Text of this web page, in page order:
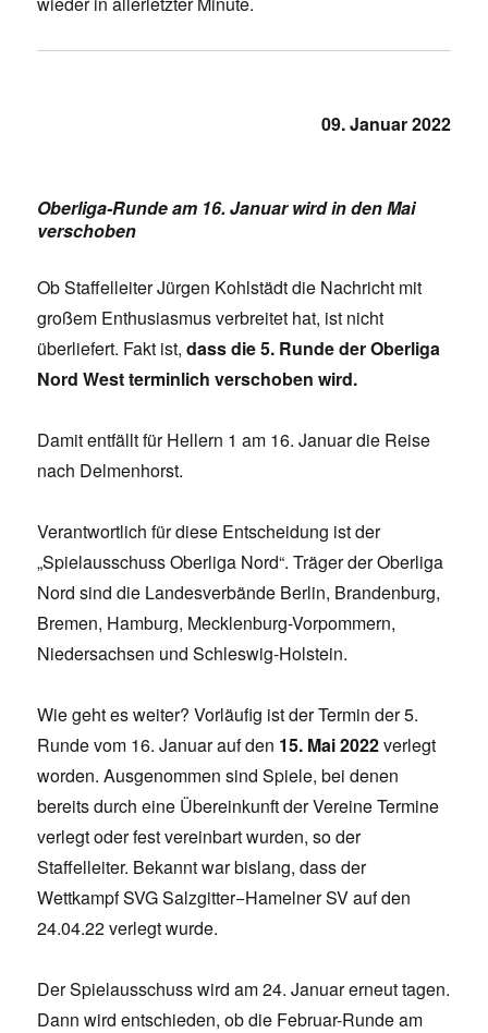
09. Januar 2022
Oberliga-Runde am 16. Januar wird in den Mai
verschoben
Ob Staffelleiter Jürgen Kohlstädt die Nachricht mit
großem Enthusiasmus verbreitet hat, ist nicht
überliefert. Fakt ist,dass die 5. Runde der Oberliga
Nord West terminlich verschoben wird.
Damit entfällt für Hellern 1 am 16. Januar die Reise
nach Delmenhorst.
Verantwortlich für diese Entscheidung ist der
„Spielausschuss Oberliga Nord“. Träger der Oberliga
Nord sind die Landesverbände Berlin, Brandenburg,
Bremen, Hamburg, Mecklenburg-Vorpommern,
Niedersachsen und Schleswig-Holstein.
Wie geht es weiter? Vorläufig ist der Termin der 5.
Runde vom 16. Januar auf den 15. Mai 2022verlegt
worden. Ausgenommen sind Spiele, bei denen
bereits durch eine Übereinkunft der Vereine Termine
verlegt oder fest vereinbart wurden, so der
Staffelleiter. Bekannt war bislang, dass der
Wettkampf SVG Salzgitter−Hamelner SV auf den
24.04.22 verlegt wurde.
Der Spielausschuss wird am 24. Januar erneut tagen.
Dann wird entschieden, ob die Februar-Runde am